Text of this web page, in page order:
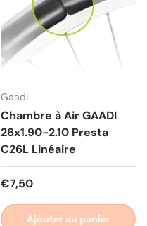
Gaadi
Chambre à Air GAADI
26x1.90-2.10 Presta
C26L Linéaire
Prix habituel
€7,50
Ajouter au panier